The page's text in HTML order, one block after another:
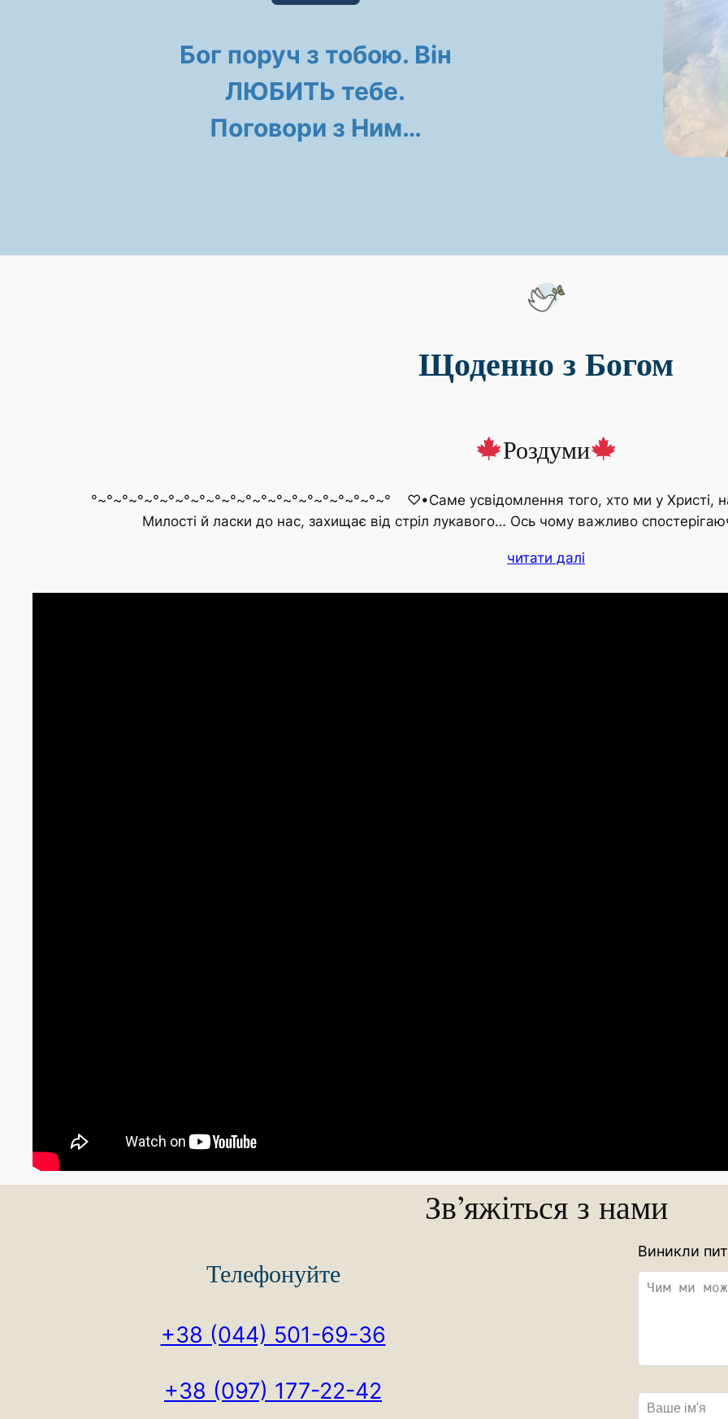
Бог поруч з тобою. Він
ЛЮБИТЬ тебе.
Поговори з Ним…
Щоденно з Богом
Роздуми
°~°~°~°~°~°~°~°~°~°~°~°~°~°~°~°~°~°~°~° ♡•Саме усвідомлення того, хто ми у Христі,
Милості й ласки до нас, захищає від стріл лукавого… Ось чому важливо
читати далі
Зв’яжіться з нами
Телефонуйте
+38 (044) 501-69-36
+38 (097) 177-22-42
L
e
Виникли